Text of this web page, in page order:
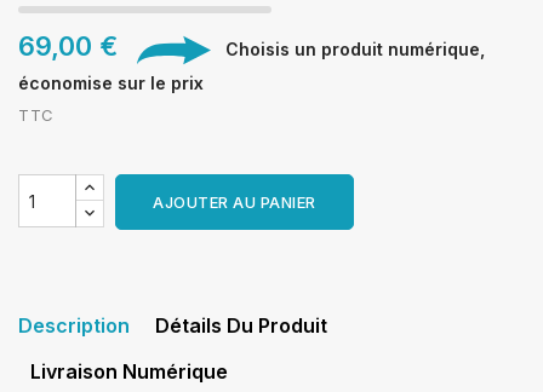
69,00 €
Choisis un produit numérique,
économise sur le prix
TTC
AJOUTER AU PANIER
Description
Détails Du Produit
Livraison Numérique